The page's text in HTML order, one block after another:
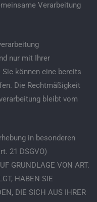
Verarbeitung
nur mit Ihrer
können eine bereits
Die Rechtmäßigkeit
bleibt vom
in besonderen
21 DSGVO)
GRUNDLAGE VON ART.
HABEN SIE
DIE SICH AUS IHRER